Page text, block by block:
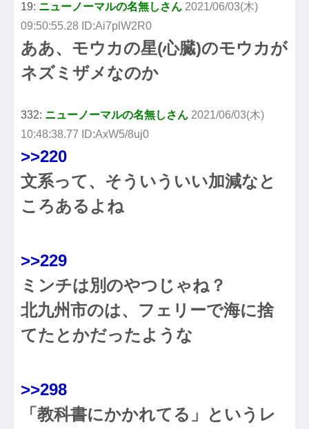
19: ニューノーマルの名無しさん 2021/06/03(木)
09:50:55.28 ID:Ai7plW2R0
ああ、モウカの星(心臓)のモウカが
ネズミザメなのか
332: ニューノーマルの名無しさん 2021/06/03(木)
10:48:38.77 ID:AxW5/8uj0
>>220
文系って、そういういい加減なと
ころあるよね
>>229
ミンチは別のやつじゃね？
北九州市のは、フェリーで海に捨
てたとかだったような
>>298
「教科書にかかれてる」というレ